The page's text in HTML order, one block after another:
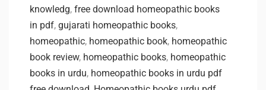
knowledg, free download homeopathic books
in pdf, gujarati homeopathic books,
homeopathic, homeopathic book, homeopathic
book review, homeopathic books, homeopathic
books in urdu, homeopathic books in urdu pdf